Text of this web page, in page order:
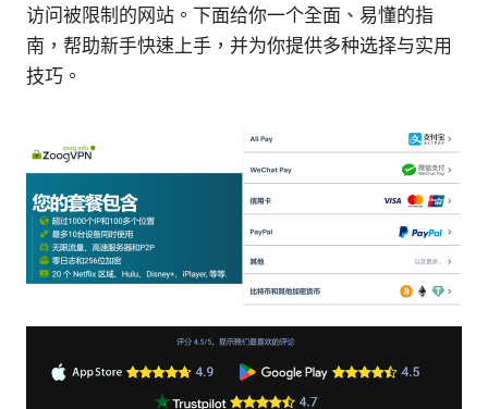
访问被限制的网站。下面给你一个全面、易懂的指
南，帮助新手快速上手，并为你提供多种选择与实用
技巧。